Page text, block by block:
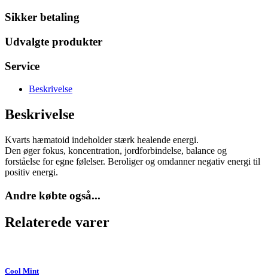
Sikker betaling
Udvalgte produkter
Service
Beskrivelse
Beskrivelse
Kvarts hæmatoid indeholder stærk healende energi.
Den øger fokus, koncentration, jordforbindelse, balance og
forståelse for egne følelser. Beroliger og omdanner negativ energi til
positiv energi.
Andre købte også...
Relaterede varer
Cool Mint